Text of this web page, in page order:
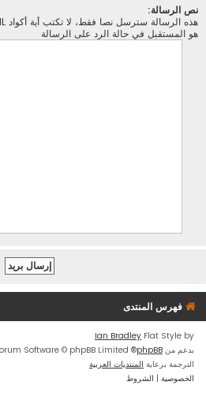
نص الرسالة:
هو المستقبل في حالة الرد على الرسالة
فهرس المنتدى
Flat Style by
Ian Bradley
بدعم من phpBB
® Forum Software © phpBB Limited
الترجمة برعاية المنتديات العربية
الخصوصية | الشروط